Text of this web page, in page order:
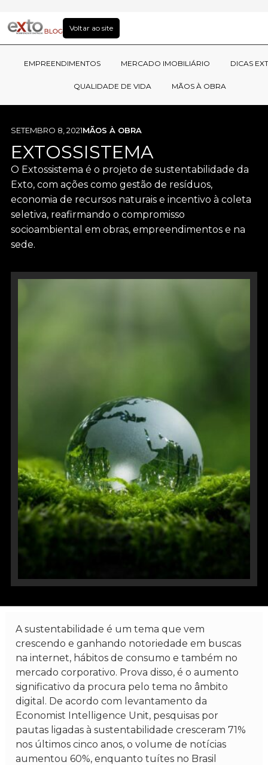
Voltar ao site
EMPREENDIMENTOS MERCADO IMOBILIÁRIO DICAS
QUALIDADE DE VIDA MÃOS À OBRA
O Extossistema é o projeto de sustentabilidade da
Exto, com ações como gestão de resíduos,
economia de recursos naturais e incentivo à coleta
seletiva, reafirmando o compromisso
socioambiental em obras, empreendimentos e na
sede.
EXTOSSISTEMA
SETEMBRO 8, 2021MÃOS À OBRA
A sustentabilidade é um tema que vem
crescendo e ganhando notoriedade em buscas
na internet, hábitos de consumo e também no
mercado corporativo. Prova disso, é o aumento
significativo da procura pelo tema no âmbito
digital. De acordo com levantamento da
Economist Intelligence Unit, pesquisas por
pautas ligadas à sustentabilidade cresceram 71%
nos últimos cinco anos, o volume de notícias
aumentou 60%, enquanto tuítes no Brasil